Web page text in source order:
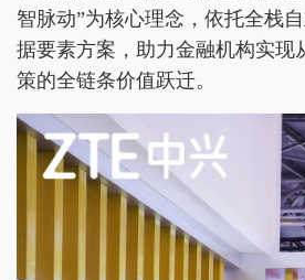
智脉动”为核心理念，依托全栈
据要素方案，助力金融机构实现
策的全链条价值跃迁。